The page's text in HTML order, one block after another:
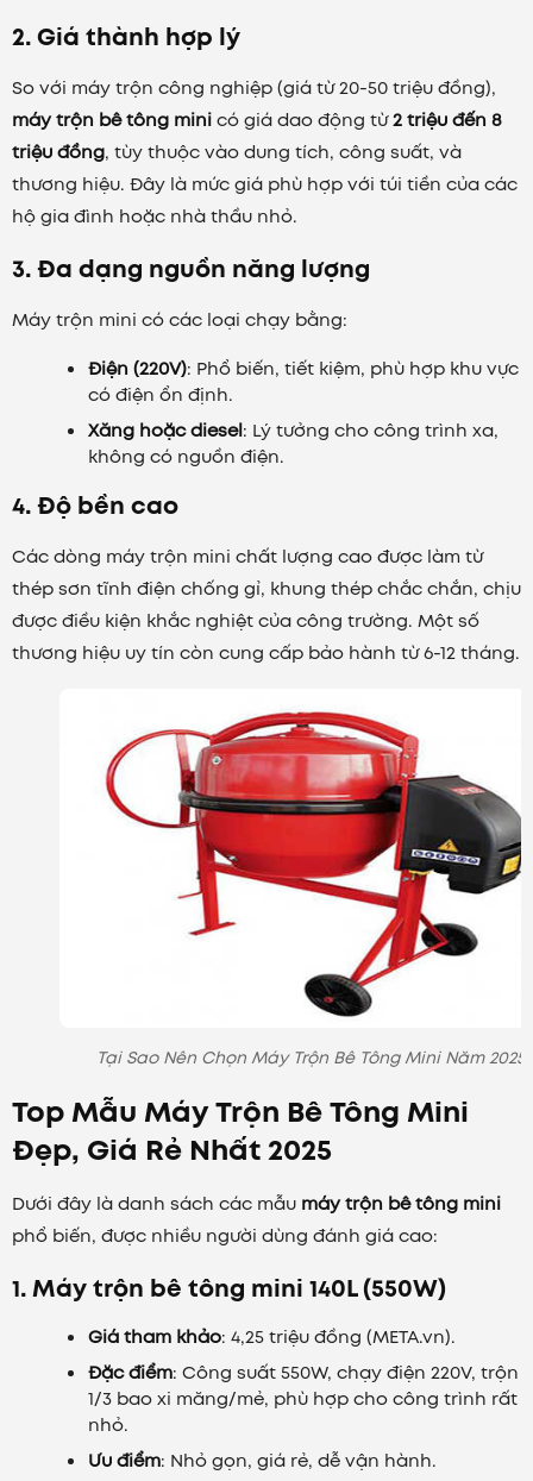
2. Giá thành hợp lý
So với máy trộn công nghiệp (giá từ 20-50 triệu đồng),
máy trộn bê tông minicó giá dao động từ2 triệu đến 8
triệu đồng, tùy thuộc vào dung tích, công suất, và
thương hiệu. Đây là mức giá phù hợp với túi tiền của các
hộ gia đình hoặc nhà thầu nhỏ.
3. Đa dạng nguồn năng lượng
Máy trộn mini có các loại chạy bằng:
Điện (220V): Phổ biến, tiết kiệm, phù hợp khu vực
có điện ổn định.
Xăng hoặc diesel: Lý tưởng cho công trình xa,
không có nguồn điện.
4. Độ bền cao
Các dòng máy trộn mini chất lượng cao được làm từ
thép sơn tĩnh điện chống gỉ, khung thép chắc chắn, chịu
được điều kiện khắc nghiệt của công trường. Một số
thương hiệu uy tín còn cung cấp bảo hành từ 6-12 tháng.
Tại Sao Nên Chọn Máy Trộn Bê Tông Mini Năm 2025?
Top Mẫu Máy Trộn Bê Tông Mini
Đẹp, Giá Rẻ Nhất 2025
Dưới đây là danh sách các mẫu máy trộn bê tông mini
phổ biến, được nhiều người dùng đánh giá cao:
1. Máy trộn bê tông mini 140L (550W)
Giá tham khảo: 4,25 triệu đồng (META.vn).
Đặc điểm: Công suất 550W, chạy điện 220V, trộn
1/3 bao xi măng/mẻ, phù hợp cho công trình rất
nhỏ.
Ưu điểm: Nhỏ gọn, giá rẻ, dễ vận hành.